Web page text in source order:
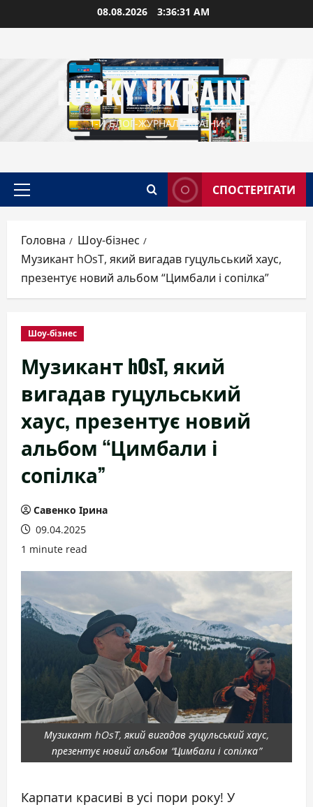
до
08.08.2026 3:36:32 AM
LUCKY UKRAINE
1-Й БЛОГ-ЖУРНАЛ УКРАЇНИ
Головне
СПОСТЕРІГАТИ
Головна
Шоу-бізнес
Музикант hOsT, який вигадав гуцульський хаус,
презентує новий альбом “Цимбали і сопілка”
Шоу-бізнес
Музикант hOsT, який
вигадав гуцульський
хаус, презентує новий
альбом “Цимбали і
сопілка”
Савенко Ірина
09.04.2025
1 minute read
Музикант hOsT, який вигадав гуцульський хаус,
презентує новий альбом “Цимбали і сопілка”
Карпати красиві в усі пори року! У